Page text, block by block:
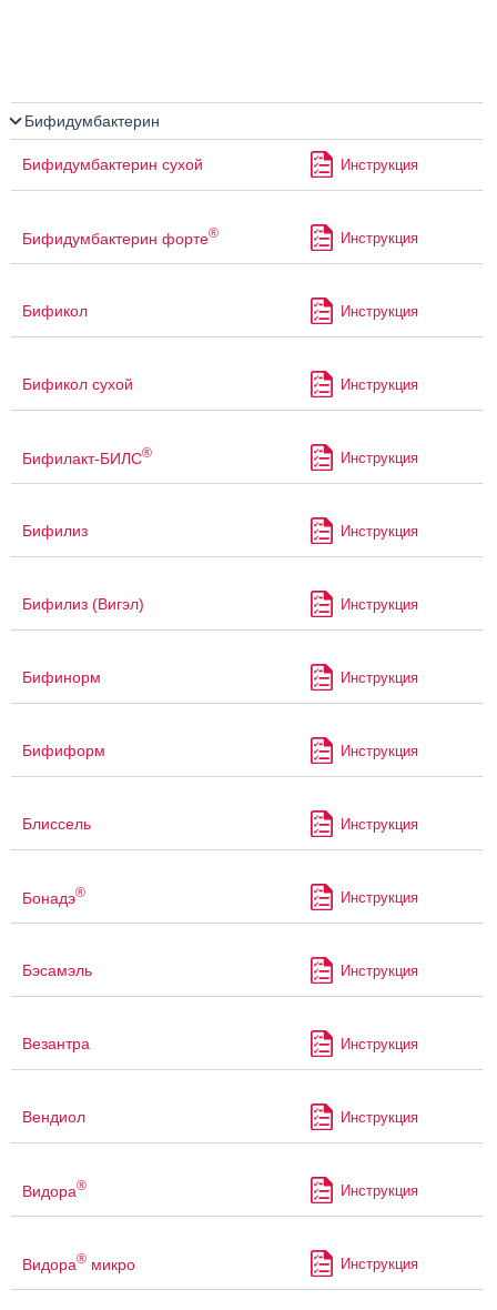
Бифидумбактерин
Бифидумбактерин сухой Инструкция
Бифидумбактерин форте® Инструкция
Бификол Инструкция
Бификол сухой Инструкция
Бифилакт-БИЛС® Инструкция
Бифилиз Инструкция
Бифилиз (Вигэл) Инструкция
Бифинорм Инструкция
Бифиформ Инструкция
Блиссель Инструкция
Бонадэ® Инструкция
Бэсамэль Инструкция
Везантра Инструкция
Вендиол Инструкция
Видора® Инструкция
Видора® микро Инструкция